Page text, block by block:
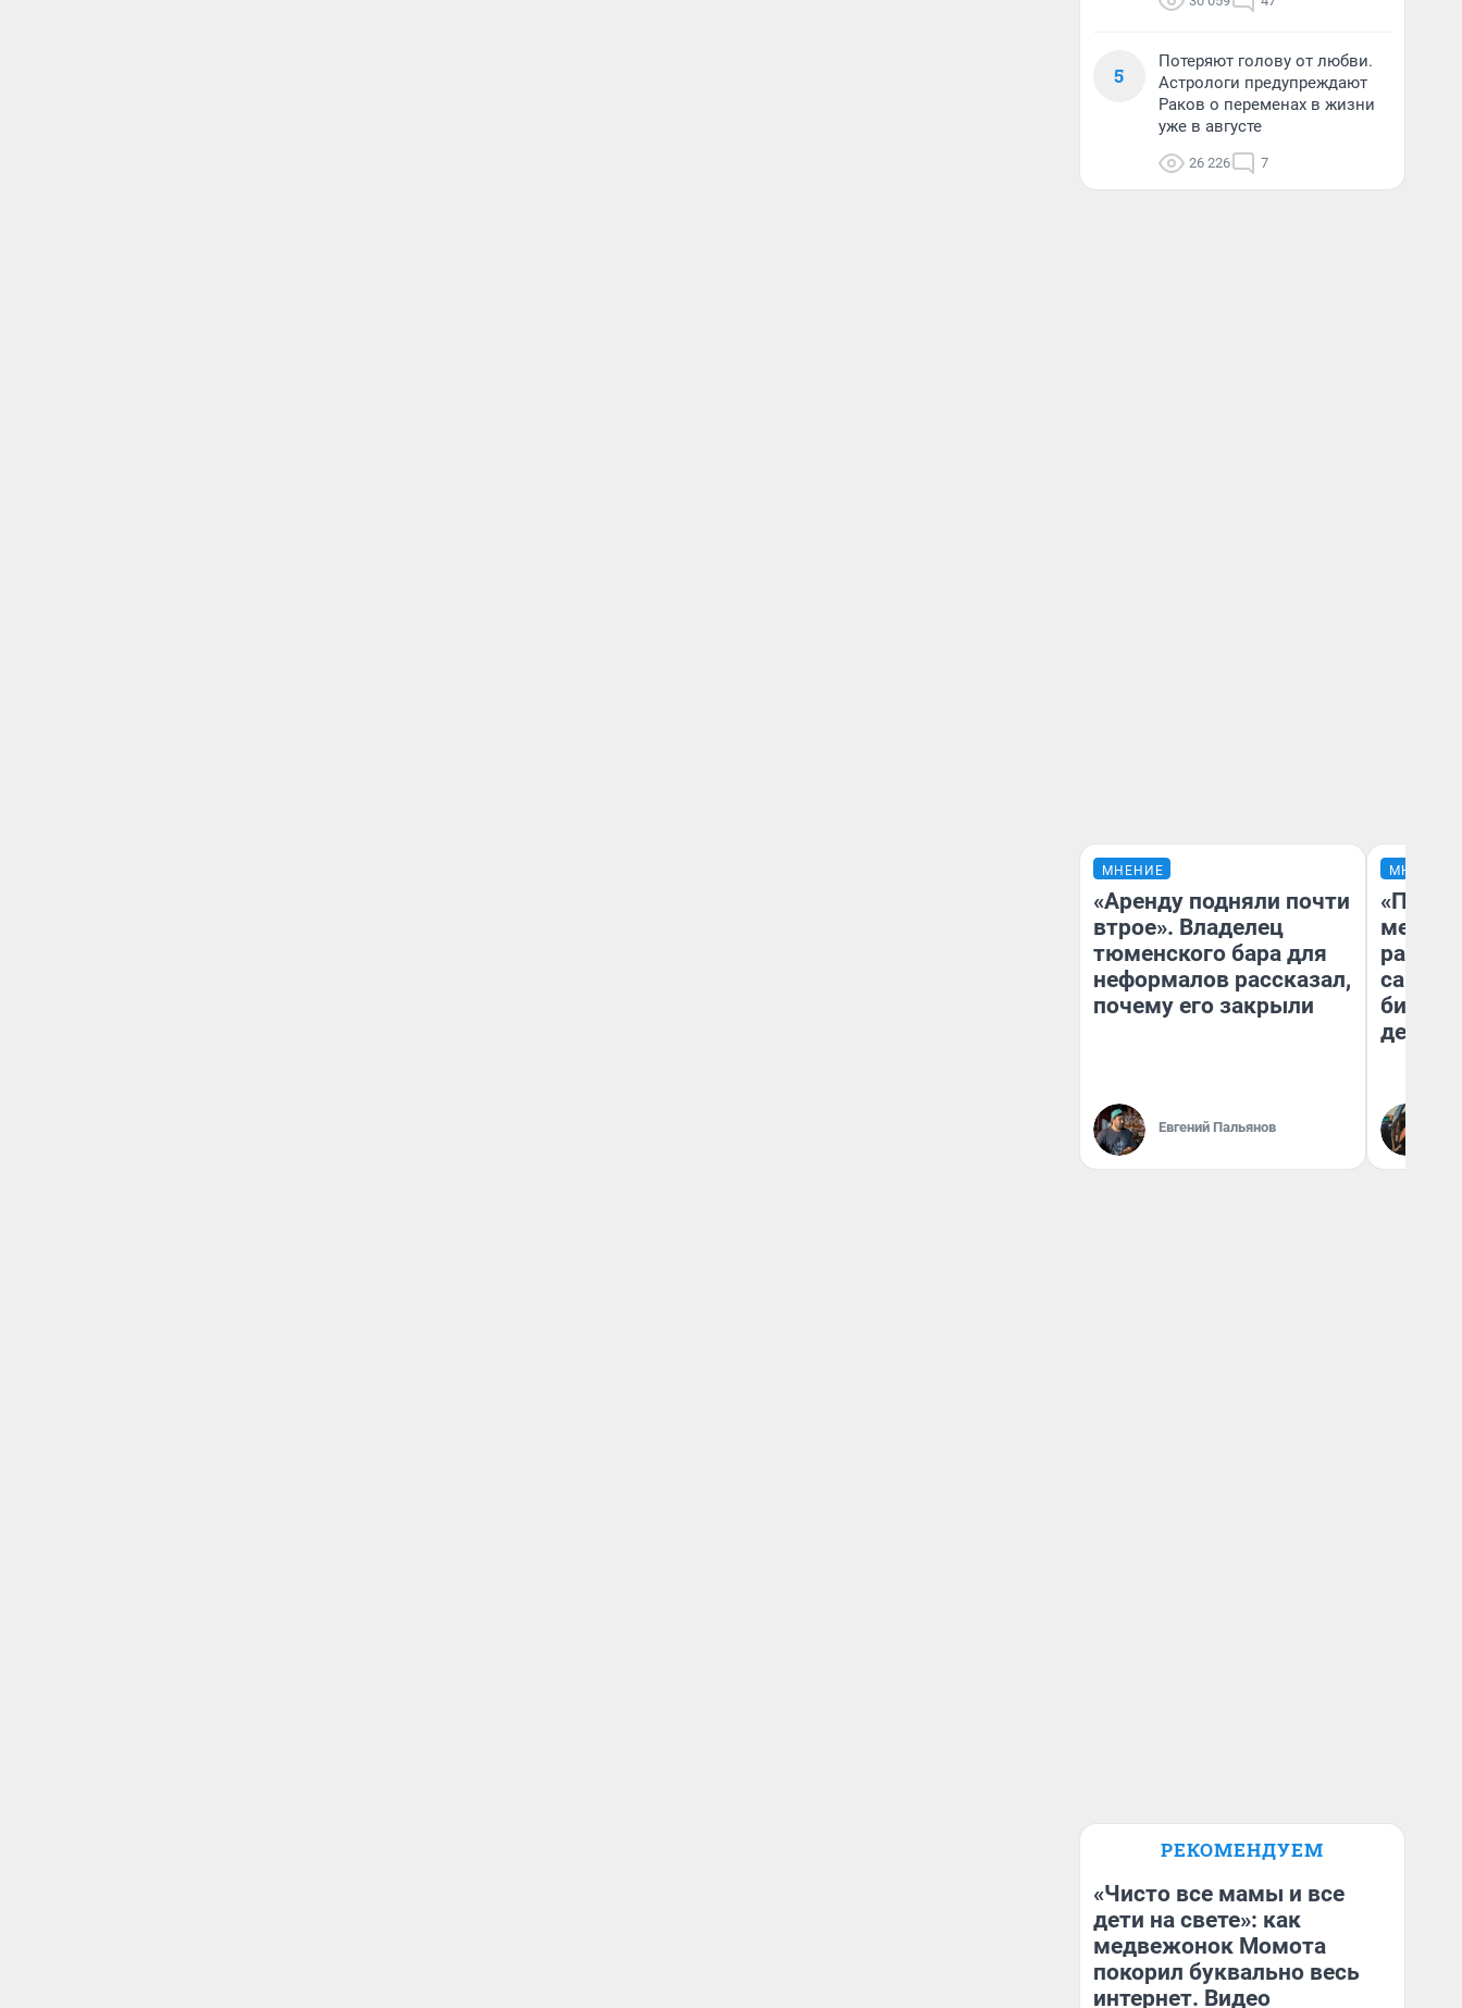
5
Потеряют голову от любви.
Астрологи предупреждают
Раков о переменах в жизни
уже в августе
26 226 7
МНЕНИЕ
«Аренду подняли почти
втрое». Владелец
тюменского бара для
неформалов рассказал,
почему его закрыли
Евгений Пальянов
МНЕНИЕ
самом
РЕКОМЕНДУЕМ
«Чисто все мамы и все
дети на свете»: как
медвежонок Момота
покорил буквально весь
интернет. Видео